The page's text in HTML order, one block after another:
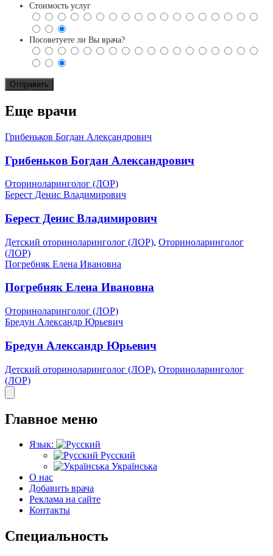
Стоимость услуг
Посоветуете ли Вы врача?
Еще врачи
Грибеньков Богдан Александрович
Грибеньков Богдан Александрович
Оториноларинголог (ЛОР)
Берест Денис Владимирович
Берест Денис Владимирович
Детский оториноларинголог (ЛОР), Оториноларинголог
(ЛОР)
Погребняк Елена Ивановна
Погребняк Елена Ивановна
Оториноларинголог (ЛОР)
Бредун Александр Юрьевич
Бредун Александр Юрьевич
Детский оториноларинголог (ЛОР), Оториноларинголог
(ЛОР)
Главное меню
Язык:
Русский
Українська
О нас
Добавить врача
Реклама на сайте
Контакты
Специальность